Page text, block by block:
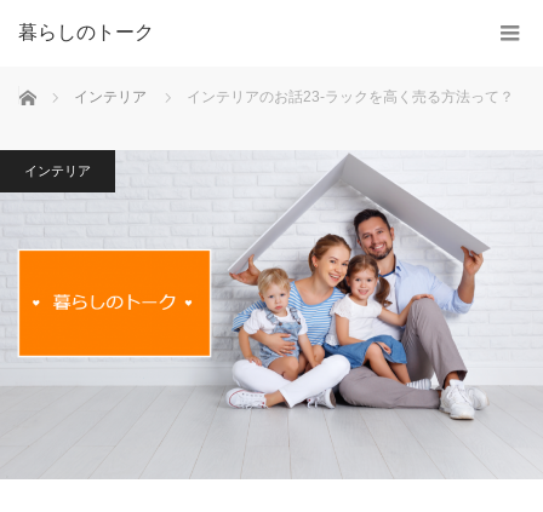
暮らしのトーク
ホーム インテリア インテリアのお話23-ラックを高く売る方法って？
インテリア